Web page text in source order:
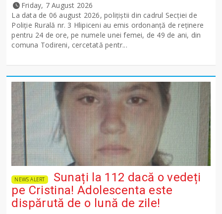
Friday, 7 August 2026
La data de 06 august 2026, polițiștii din cadrul Secției de
Poliție Rurală nr. 3 Hlipiceni au emis ordonanță de reținere
pentru 24 de ore, pe numele unei femei, de 49 de ani, din
comuna Todireni, cercetată pentr...
NEWS ALERT
Sunați la 112 dacă o vedeți
pe Cristina! Adolescenta este
dispărută de o lună de zile!